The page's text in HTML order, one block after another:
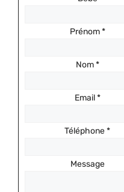
Prénom*
Nom*
Email*
Téléphone*
Message